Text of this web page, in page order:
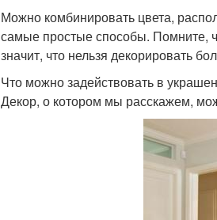
Можно комбинировать цвета,
самые простые способы. Помните,
значит, что нельзя декорировать
Что можно задействовать в
Декор, о котором мы расскажем,